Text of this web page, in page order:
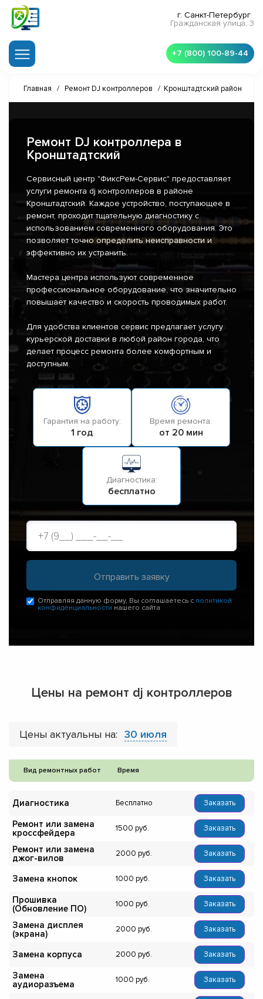
г. Санкт-Петербург
Гражданская улица, 3
+7 (800) 100-89-44
Главная / Ремонт DJ контроллеров / Кронштадтский район
Ремонт DJ контроллера в
Кронштадтский
Сервисный центр "ФиксРем-Сервис" предоставляет
услуги ремонта dj контроллеров в районе
Кронштадтский. Каждое устройство, поступающее в
ремонт, проходит тщательную диагностику с
использованием современного оборудования. Это
позволяет точно определить неисправности и
эффективно их устранить.
Мастера центра используют современное
профессиональное оборудование, что значительно
повышает качество и скорость проводимых работ.
Для удобства клиентов сервис предлагает услугу
курьерской доставки в любой район города, что
делает процесс ремонта более комфортным и
доступным.
Гарантия на работу:
1 год
Время ремонта:
от 20 мин
Диагностика:
бесплатно
Отправляя данную форму, Вы соглашаетесь с политикой
конфиденциальности нашего сайта
Цены на ремонт dj контроллеров
Цены актуальны на: 30 июля
Вид ремонтных работ Время
Диагностика Бесплатно Заказать
Ремонт или замена
кроссфейдера
1500 Заказать
Ремонт или замена
джог-вилов
2000 Заказать
Замена кнопок 1000 Заказать
Прошивка
(Обновление ПО)
1000 Заказать
Замена дисплея
(экрана)
2000 Заказать
Замена корпуса 2000 Заказать
Замена
аудиоразъема
1000 Заказать